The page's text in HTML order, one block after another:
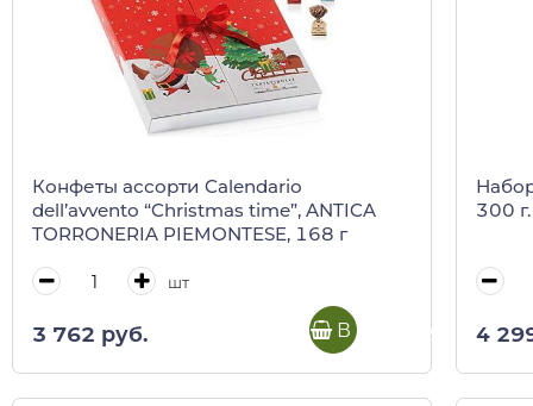
Конфеты ассорти Calendario
dell’avvento “Christmas time”, ANTICA
TORRONERIA PIEMONTESE, 168 г
шт
3 762 руб. В корзину
300
4